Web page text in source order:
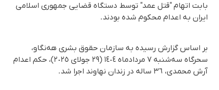
بابت اتهام "قتل عمد" توسط دستگاه قضایی جمهوری اسلامی
ایران به اعدام محکوم شده بودند.
بر اساس گزارش رسیده به سازمان حقوق بشری هه‌نگاو،
سحرگاه سه‌شنبه ٧ مردادماه ١٤٠٤ (٢٩ جولای ٢٠٢٥)، حکم اعدام
آرش محمدی، ٣٦ ساله در زندان نهاوند اجرا شد.